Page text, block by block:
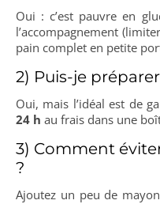
Oui : c’est pauvre en
l’accompagnement
pain complet en petite
2) Puis-je préparer
Oui, mais l’idéal est de
24 h au frais dans une
3) Comment
?
Ajoutez un peu de